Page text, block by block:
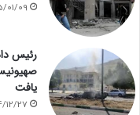
01/09
رئیس
یافت
12/27